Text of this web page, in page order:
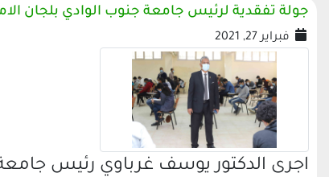
جولة تفقدية لرئيس جامعة جنوب الوادي بلجان
فبراير 27, 2021
اجرى الدكتور يوسف غرباوي رئيس